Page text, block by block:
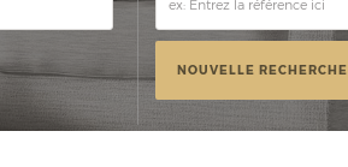
NOUVELLE RECHERCHE